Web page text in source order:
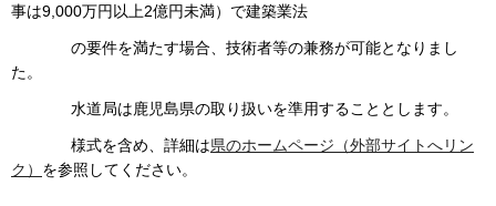
事は9,000万円以上2億円未満）で建築業法
の要件を満たす場合、技術者等の兼務が可能となりまし
た。
水道局は鹿児島県の取り扱いを準用することとします。
様式を含め、詳細は県のホームページ（外部サイトへリン
ク） を参照してください。